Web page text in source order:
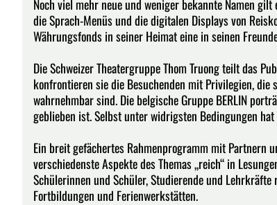
Noch viel mehr neue und weniger bekannte Namen
die Sprach-Menüs und die digitalen Displays von
Währungsfonds in seiner Heimat eine in seinen
Die Schweizer Theatergruppe Thom Truong teilt das
konfrontieren sie die Besuchenden mit Privilegien,
wahrnehmbar sind. Die belgische Gruppe BERLIN
geblieben ist. Selbst unter widrigsten Bedingungen
Ein breit gefächertes Rahmenprogramm mit Partnern
verschiedenste Aspekte des Themas „reich“ in
Schülerinnen und Schüler, Studierende und
Fortbildungen und Ferienwerkstätten.